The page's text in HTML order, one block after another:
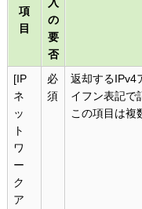
項
目
の
要
否
[IP
ネ
ッ
ト
ワ
ー
ク
ア
必
須
返却するIPv4
イフン表記で
この項目は複